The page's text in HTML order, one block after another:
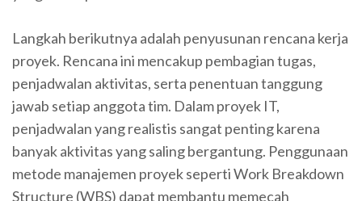
Langkah berikutnya adalah penyusunan rencana kerja
proyek. Rencana ini mencakup pembagian tugas,
penjadwalan aktivitas, serta penentuan tanggung
jawab setiap anggota tim. Dalam proyek IT,
penjadwalan yang realistis sangat penting karena
banyak aktivitas yang saling bergantung. Penggunaan
metode manajemen proyek seperti Work Breakdown
Structure (WBS) dapat membantu memecah